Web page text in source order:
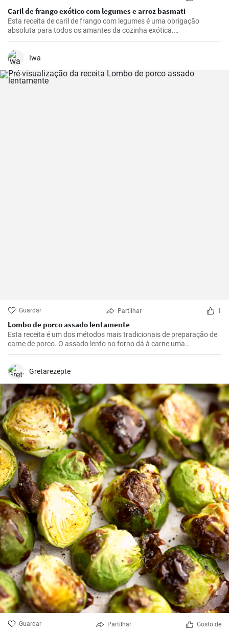
Caril de frango exótico com legumes e arroz basmati
Esta receita de caril de frango com legumes é uma obrigação
absoluta para todos os amantes da cozinha exótica.
Soberbamente arredondados com um subtil picante e sabores
frescos de especiarias picantes, trazem cor e sabor à mesa - um
verdadeiro deleite para o paladar! Como cozinheira apaixonada, já
sempre a atenção dos meus convidados.
Iwa
Guardar Partilhar 1
Lombo de porco assado lentamente
Esta receita é um dos métodos mais tradicionais de preparação de
carne de porco. O assado lento no forno dá à carne uma
oportunidade de se tornar suave e suculenta, enriquecendo-a com
consumida com molho, purê de batatas ou legumes grelhados. Se
outras especiarias ao tempero da carne de acordo com o seu
gosto.
Gretarezepte
Guardar Partilhar Gosto de